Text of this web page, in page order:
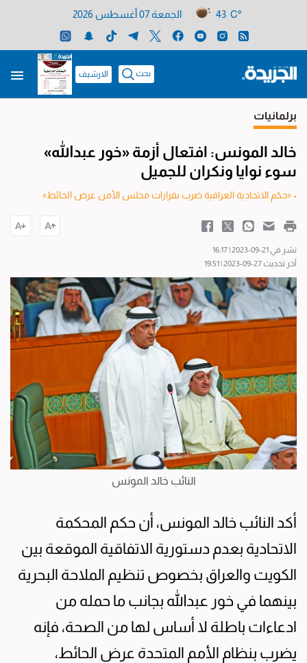
43 C° الجمعة 07 أغسطس 2026
بحث الارشيف
برلمانيات
خالد المونس: افتعال أزمة «خور عبدالله»
سوء نوايا ونكران للجميل
• «حكم الاتحادية العراقية ضرب بقرارات مجلس الأمن عرض الحائط»
نشر في 21-09-2023 | 16:17
آخر تحديث 27-09-2023 | 19:51
النائب خالد المونس
أكد النائب خالد المونس، أن حكم المحكمة
الاتحادية بعدم دستورية الاتفاقية الموقعة بين
الكويت والعراق بخصوص تنظيم الملاحة البحرية
بينهما في خور عبدالله بجانب ما حمله من
ادعاءات باطلة لا أساس لها من الصحة، فإنه
يضرب بنظام الأمم المتحدة عرض الحائط،